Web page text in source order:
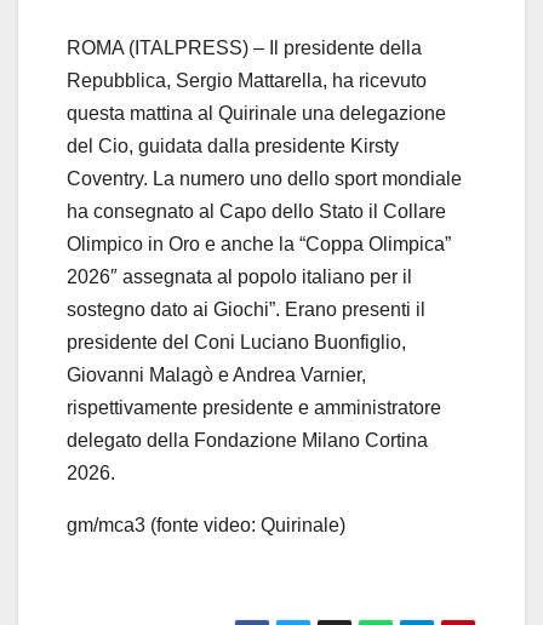
y
V
i
d
e
o
ROMA (ITALPRESS) – Il presidente della
Repubblica, Sergio Mattarella, ha ricevuto
questa mattina al Quirinale una delegazione
del Cio, guidata dalla presidente Kirsty
Coventry. La numero uno dello sport mondiale
ha consegnato al Capo dello Stato il Collare
Olimpico in Oro e anche la “Coppa Olimpica”
2026″ assegnata al popolo italiano per il
sostegno dato ai Giochi”. Erano presenti il
presidente del Coni Luciano Buonfiglio,
Giovanni Malagò e Andrea Varnier,
rispettivamente presidente e amministratore
delegato della Fondazione Milano Cortina
2026.
gm/mca3 (fonte video: Quirinale)